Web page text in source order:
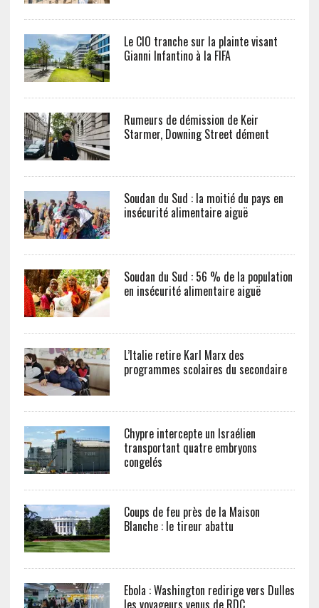
Le CIO tranche sur la plainte visant
Gianni Infantino à la FIFA
Rumeurs de démission de Keir
Starmer, Downing Street dément
Soudan du Sud : la moitié du pays en
insécurité alimentaire aiguë
Soudan du Sud : 56 % de la population
en insécurité alimentaire aiguë
L’Italie retire Karl Marx des
programmes scolaires du secondaire
Chypre intercepte un Israélien
transportant quatre embryons
congelés
Coups de feu près de la Maison
Blanche : le tireur abattu
Ebola : Washington redirige vers Dulles
les voyageurs venus de RDC